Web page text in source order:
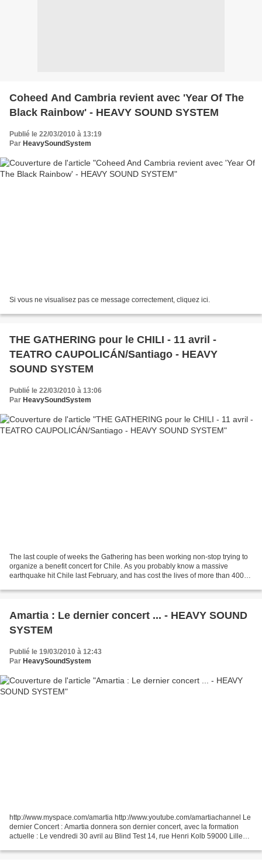
Coheed And Cambria revient avec 'Year Of The
Black Rainbow' - HEAVY SOUND SYSTEM
Publié le 22/03/2010 à 13:19
Par HeavySoundSystem
Si vous ne visualisez pas ce message correctement, cliquez ici.
THE GATHERING pour le CHILI - 11 avril -
TEATRO CAUPOLICÁN/Santiago - HEAVY
SOUND SYSTEM
Publié le 22/03/2010 à 13:06
Par HeavySoundSystem
The last couple of weeks the Gathering has been working non-stop trying to
organize a benefit concert for Chile. As you probably know a massive
earthquake hit Chile last February, and has cost the lives of more than 400
Amartia : Le dernier concert ...‏ - HEAVY SOUND
SYSTEM
Publié le 19/03/2010 à 12:43
Par HeavySoundSystem
http://www.myspace.com/amartia http://www.youtube.com/amartiachannel Le
dernier Concert : Amartia donnera son dernier concert, avec la formation
actuelle : Le vendredi 30 avril au Blind Test 14, rue Henri Kolb 59000 Lille